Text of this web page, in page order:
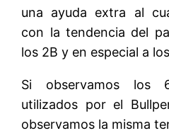
una ayuda extra al
con la tendencia del
los 2B y en especial a
Si observamos los
utilizados por el
observamos la misma